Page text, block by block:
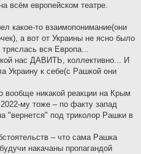
всём европейском театре.
какое-то взаимопонимание(они
а вот от Украины не ясно было
вся Европа...
нас ДАВИТЬ, коллективно... И
Украину к себе(с Рашкой они
никакой реакции на Крым
му тоже – по факту запад
"вернется" под триколор Рашки в
– что сама Рашка
накачаны пропагандой